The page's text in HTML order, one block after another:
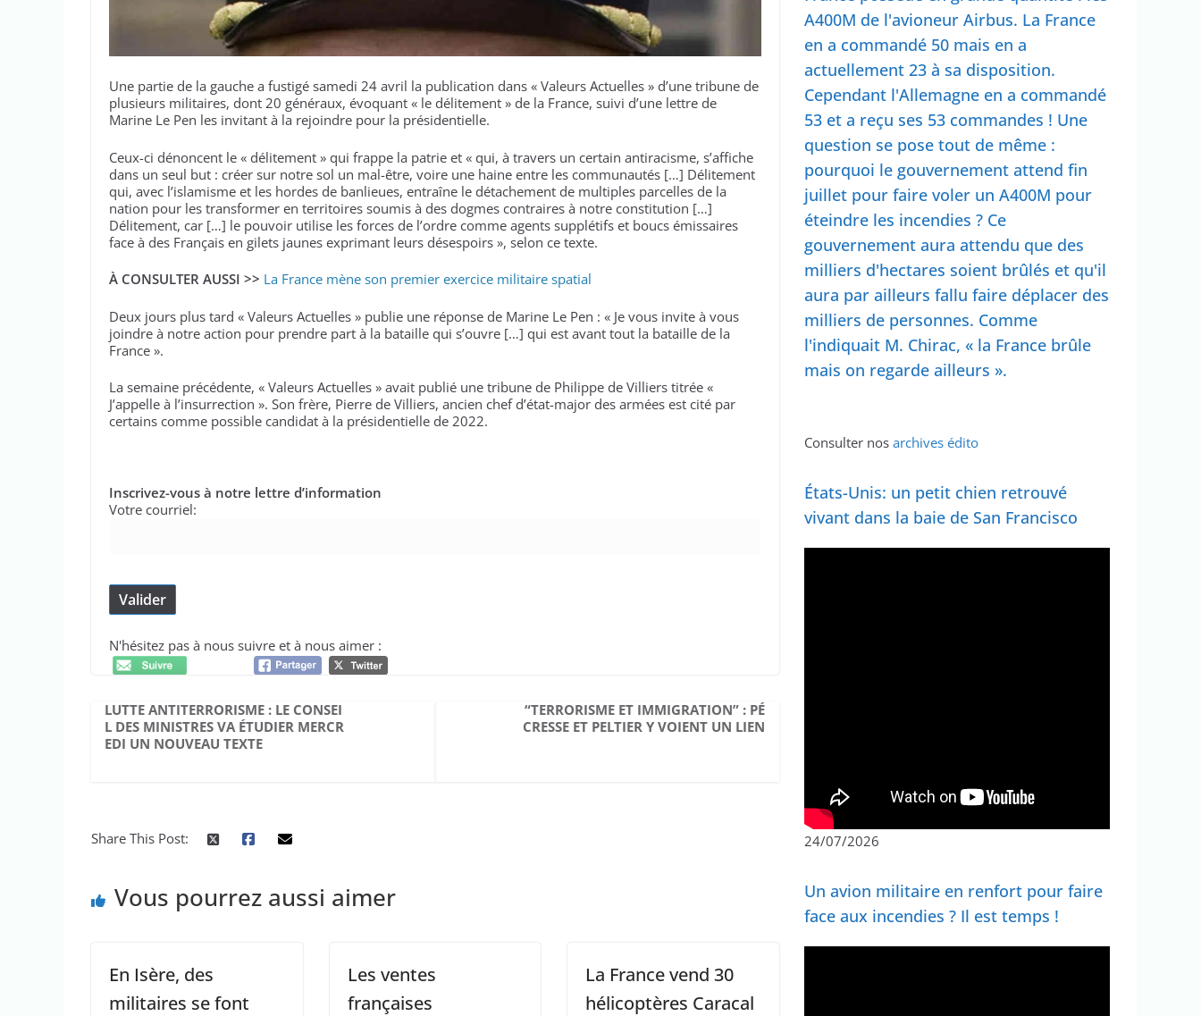
Une partie de la gauche a fustigé samedi 24 avril la publication dans « Valeurs Actuelles » d’une tribune de
plusieurs militaires, dont 20 généraux, évoquant « le délitement » de la France, suivi d’une lettre de
Marine Le Pen les invitant à la rejoindre pour la présidentielle.
Ceux-ci dénoncent le « délitement » qui frappe la patrie et « qui, à travers un certain antiracisme, s’affiche
dans un seul but : créer sur notre sol un mal-être, voire une haine entre les communautés […] Délitement
qui, avec l’islamisme et les hordes de banlieues, entraîne le détachement de multiples parcelles de la
nation pour les transformer en territoires soumis à des dogmes contraires à notre constitution […]
Délitement, car […] le pouvoir utilise les forces de l’ordre comme agents supplétifs et boucs émissaires
face à des Français en gilets jaunes exprimant leurs désespoirs », selon ce texte.
À CONSULTER AUSSI >> La France mène son premier exercice militaire spatial
Deux jours plus tard « Valeurs Actuelles » publie une réponse de Marine Le Pen : « Je vous invite à vous
joindre à notre action pour prendre part à la bataille qui s’ouvre […] qui est avant tout la bataille de la
France ».
La semaine précédente, « Valeurs Actuelles » avait publié une tribune de Philippe de Villiers titrée «
J’appelle à l’insurrection ». Son frère, Pierre de Villiers, ancien chef d’état-major des armées est cité par
certains comme possible candidat à la présidentielle de 2022.
Inscrivez-vous à notre lettre d’information
Votre courriel:
N'hésitez pas à nous suivre et à nous aimer :
LUTTE ANTITERRORISME : LE CONSEI
L DES MINISTRES VA ÉTUDIER MERCR
EDI UN NOUVEAU TEXTE
“TERRORISME ET IMMIGRATION” : PÉ
CRESSE ET PELTIER Y VOIENT UN LIEN
Share This Post:
Vous pourrez aussi aimer
En Isère, des
militaires se font
Les ventes
françaises
La France vend 30
hélicoptères Caracal
A400M de l'avioneur Airbus. La France
en a commandé 50 mais en a
actuellement 23 à sa disposition.
Cependant l'Allemagne en a commandé
53 et a reçu ses 53 commandes ! Une
question se pose tout de même :
pourquoi le gouvernement attend fin
juillet pour faire voler un A400M pour
éteindre les incendies ? Ce
gouvernement aura attendu que des
milliers d'hectares soient brûlés et qu'il
aura par ailleurs fallu faire déplacer des
milliers de personnes. Comme
l'indiquait M. Chirac, « la France brûle
mais on regarde ailleurs ».
Consulter nos archives édito
États-Unis: un petit chien retrouvé
vivant dans la baie de San Francisco
24/07/2026
Un avion militaire en renfort pour faire
face aux incendies ? Il est temps !